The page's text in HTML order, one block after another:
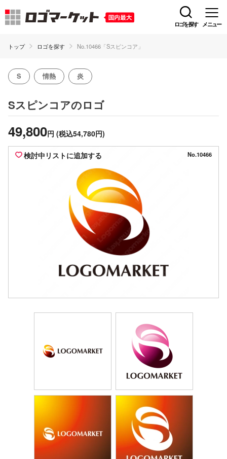
ロゴを探す メニュー
トップ ロゴを探す No.10466「Sスピンコア」
S 情熱 炎
Sスピンコアのロゴ
49,800円 (税込54,780円)
検討中リストに追加する No.10466